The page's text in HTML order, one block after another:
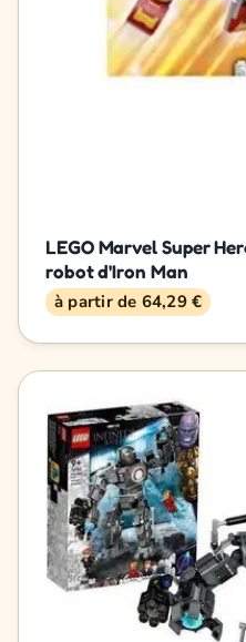
LEGO Marvel Super
robot d'Iron Man
à partir de 64,29 €